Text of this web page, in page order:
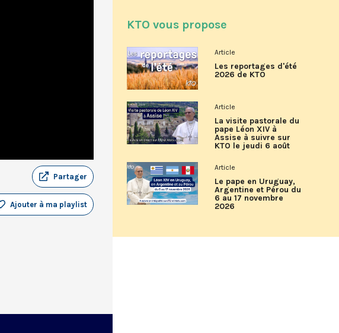
Partager
Ajouter à ma playlist
KTO vous propose
Article
Les reportages d'été
2026 de KTO
Article
La visite pastorale du
pape Léon XIV à
Assise à suivre sur
KTO le jeudi 6 août
Article
Le pape en Uruguay,
Argentine et Pérou du
6 au 17 novembre
2026